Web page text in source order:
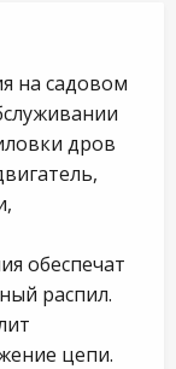
на садовом
дров
обеспечат
распил.
цепи.